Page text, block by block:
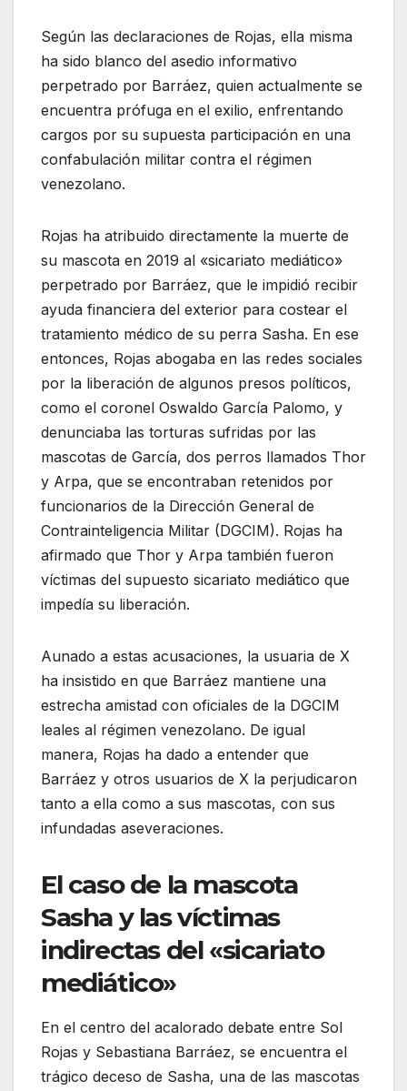
Según las declaraciones de Rojas, ella misma
ha sido blanco del asedio informativo
perpetrado por Barráez, quien actualmente se
encuentra prófuga en el exilio, enfrentando
cargos por su supuesta participación en una
confabulación militar contra el régimen
venezolano.
Rojas ha atribuido directamente la muerte de
su mascota en 2019 al «sicariato mediático»
perpetrado por Barráez, que le impidió recibir
ayuda financiera del exterior para costear el
tratamiento médico de su perra Sasha. En ese
entonces, Rojas abogaba en las redes sociales
por la liberación de algunos presos políticos,
como el coronel Oswaldo García Palomo, y
denunciaba las torturas sufridas por las
mascotas de García, dos perros llamados Thor
y Arpa, que se encontraban retenidos por
funcionarios de la Dirección General de
Contrainteligencia Militar (DGCIM). Rojas ha
afirmado que Thor y Arpa también fueron
víctimas del supuesto sicariato mediático que
impedía su liberación.
Aunado a estas acusaciones, la usuaria de X
ha insistido en que Barráez mantiene una
estrecha amistad con oficiales de la DGCIM
leales al régimen venezolano. De igual
manera, Rojas ha dado a entender que
Barráez y otros usuarios de X la perjudicaron
tanto a ella como a sus mascotas, con sus
infundadas aseveraciones.
El caso de la mascota
Sasha y las víctimas
indirectas del «sicariato
mediático»
En el centro del acalorado debate entre Sol
Rojas y Sebastiana Barráez, se encuentra el
trágico deceso de Sasha, una de las mascotas